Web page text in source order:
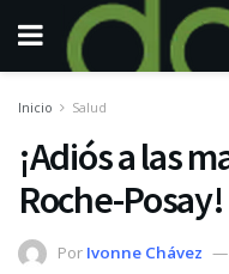
Inicio Salud
¡Adiós a las
Roche-Posay!
Por Ivonne Chávez